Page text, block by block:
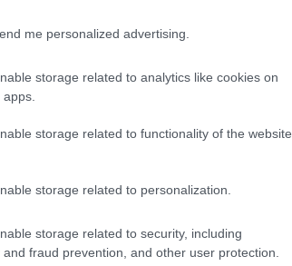
me personalized advertising.
storage related to analytics like cookies on
storage related to functionality of the website
storage related to personalization.
storage related to security, including
fraud prevention, and other user protection.
találatokban!